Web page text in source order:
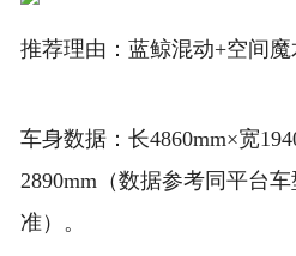
推荐理由：蓝鲸混动+空间魔
车身数据：长4860mm×宽
2890mm（数据参考同平台
准）。